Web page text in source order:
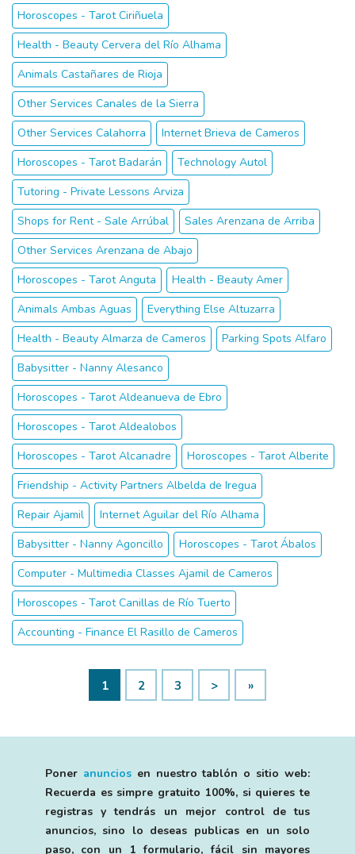
Horoscopes - Tarot Ciriñuela
Health - Beauty Cervera del Río Alhama
Animals Castañares de Rioja
Other Services Canales de la Sierra
Other Services Calahorra
Internet Brieva de Cameros
Horoscopes - Tarot Badarán
Technology Autol
Tutoring - Private Lessons Arviza
Shops for Rent - Sale Arrúbal
Sales Arenzana de Arriba
Other Services Arenzana de Abajo
Horoscopes - Tarot Anguta
Health - Beauty Amer
Animals Ambas Aguas
Everything Else Altuzarra
Health - Beauty Almarza de Cameros
Parking Spots Alfaro
Babysitter - Nanny Alesanco
Horoscopes - Tarot Aldeanueva de Ebro
Horoscopes - Tarot Aldealobos
Horoscopes - Tarot Alcanadre
Horoscopes - Tarot Alberite
Friendship - Activity Partners Albelda de Iregua
Repair Ajamil
Internet Aguilar del Río Alhama
Babysitter - Nanny Agoncillo
Horoscopes - Tarot Ábalos
Computer - Multimedia Classes Ajamil de Cameros
Horoscopes - Tarot Canillas de Río Tuerto
Accounting - Finance El Rasillo de Cameros
1 2 3 > »
Poner anunciosen nuestro tablón o sitio web:
Recuerda es simpre gratuito 100%, si quieres te
registras y tendrás un mejor control de tus
anuncios, sino lo deseas publicas en un solo
paso, con un 1 formulario, fácil sin mayores